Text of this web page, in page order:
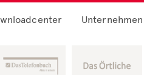
Unternehmen